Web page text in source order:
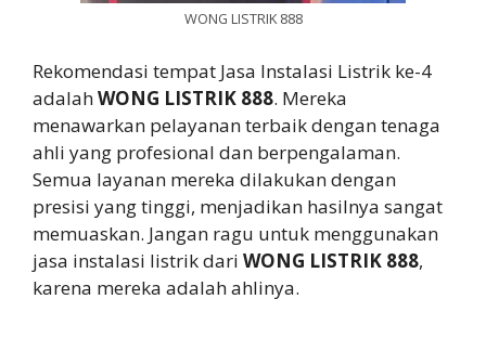
WONG LISTRIK 888
Rekomendasi tempat Jasa Instalasi Listrik ke-4
adalahWONG LISTRIK 888. Mereka
menawarkan pelayanan terbaik dengan tenaga
ahli yang profesional dan berpengalaman.
Semua layanan mereka dilakukan dengan
presisi yang tinggi, menjadikan hasilnya sangat
memuaskan. Jangan ragu untuk menggunakan
jasa instalasi listrik dari WONG LISTRIK 888,
karena mereka adalah ahlinya.